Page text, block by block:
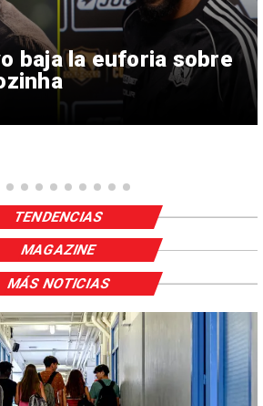
baja la euforia sobre
TENDENCIAS
MAGAZINE
MÁS NOTICIAS